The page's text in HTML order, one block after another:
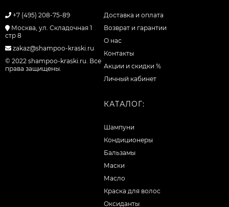
+7 (495) 208-75-89
Москва, ул. Складочная 1
стр 8
zakaz@shampoo-kraski.ru
© 2022 shampoo-kraski.ru. Все
права защищены.
Доставка и оплата
Возврат и гарантии
О нас
Контакты
Акции и скидки %
Личный кабинет
КАТАЛОГ:
Шампуни
Кондиционеры
Бальзамы
Маски
Масло
Краска для волос
Оксиданты